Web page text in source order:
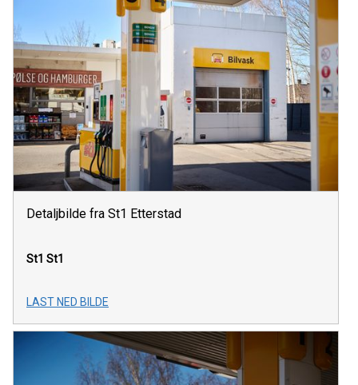
Detaljbilde fra St1 Etterstad
St1 St1
LAST NED BILDE